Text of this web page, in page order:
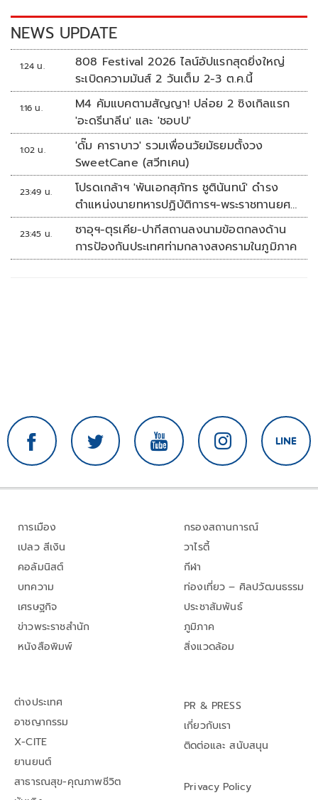
k k
NEWS UPDATE
1:24 น.
808 Festival 2026 ไลน์อัปแรกสุดยิ่งใหญ่
ระเบิดความมันส์ 2 วันเต็ม 2-3 ต.ค.นี้
1:16 น.
M4 คัมแบคตามสัญญา! ปล่อย 2 ซิงเกิลแรก
'อะดรีนาลีน' และ 'ชอบU'
1:02 น.
'ดั๊ม คาราบาว' รวมเพื่อนวัยมัธยมตั้งวง
SweetCane (สวีทเคน)
23:49 น.
โปรดเกล้าฯ 'พันเอกสุภัทร ชูตินันทน์' ดำรง
ตำแหน่งนายทหารปฏิบัติการฯ-พระราชทานยศ
'พลตรี'
23:45 น.
ซาอุฯ-ตุรเคีย-ปากีสถานลงนามข้อตกลงด้าน
การป้องกันประเทศท่ามกลางสงครามในภูมิภาค
การเมือง
เปลว สีเงิน
คอลัมนิสต์
บทความ
เศรษฐกิจ
ข่าวพระราชสำนัก
หนังสือพิมพ์
กรองสถานการณ์
วาไรตี้
กีฬา
ท่องเที่ยว – ศิลปวัฒนธรรม
ประชาสัมพันธ์
ภูมิภาค
สิ่งแวดล้อม
ต่างประเทศ
อาชญากรรม
X-CITE
ยานยนต์
สาธารณสุข-คุณภาพชีวิต
PR & PRESS
เกี่ยวกับเรา
ติดต่อและ สนับสนุน
Privacy Policy